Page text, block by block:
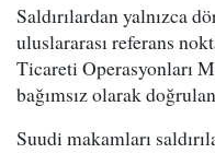
Saldırılardan yalnızca
uluslararası referans
Ticareti Operasyonları
bağımsız olarak
Suudi makamları